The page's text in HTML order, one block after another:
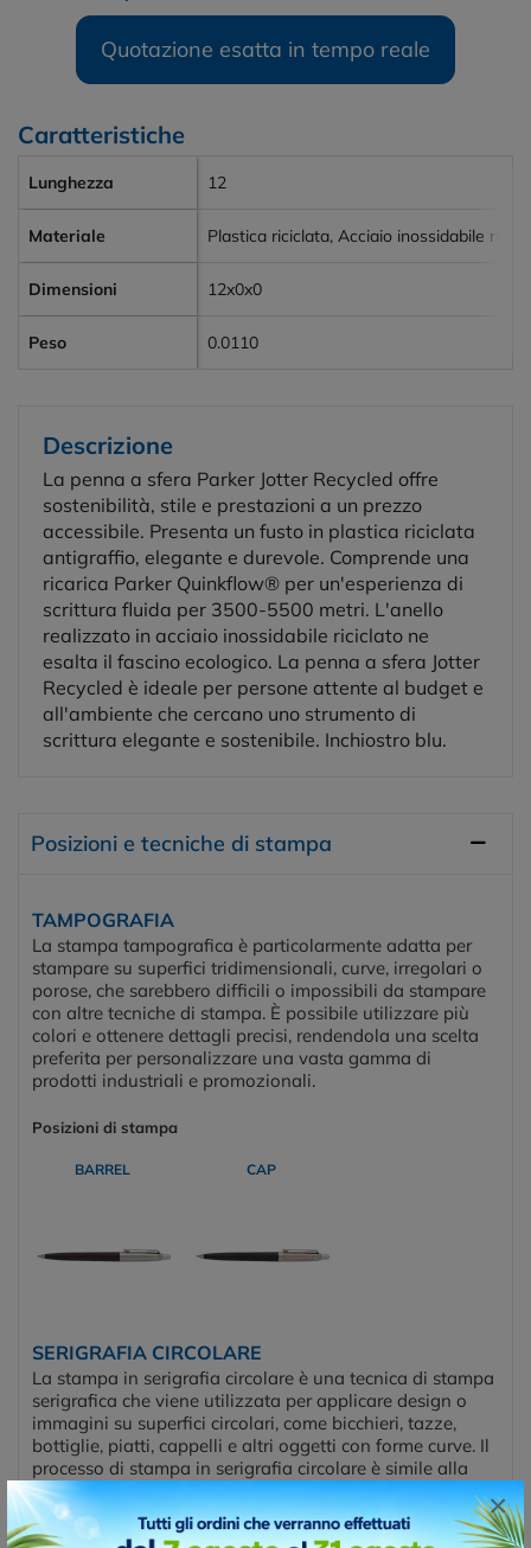
×
Quotazione esatta in tempo reale
Caratteristiche
Lunghezza 12
Materiale Plastica riciclata, Acciaio inossidabile
Dimensioni 12x0x0
Peso 0.0110
Descrizione
La penna a sfera Parker Jotter Recycled offre
sostenibilità, stile e prestazioni a un prezzo
accessibile. Presenta un fusto in plastica riciclata
antigraffio, elegante e durevole. Comprende una
ricarica Parker Quinkflow® per un'esperienza di
scrittura fluida per 3500-5500 metri. L'anello
realizzato in acciaio inossidabile riciclato ne
esalta il fascino ecologico. La penna a sfera Jotter
Recycled è ideale per persone attente al budget e
all'ambiente che cercano uno strumento di
scrittura elegante e sostenibile. Inchiostro blu.
Posizioni e tecniche di stampa
TAMPOGRAFIA
La stampa tampografica è particolarmente adatta per
stampare su superfici tridimensionali, curve, irregolari o
porose, che sarebbero difficili o impossibili da stampare
con altre tecniche di stampa. È possibile utilizzare più
colori e ottenere dettagli precisi, rendendola una scelta
preferita per personalizzare una vasta gamma di
prodotti industriali e promozionali.
Posizioni di stampa
BARREL CAP
SERIGRAFIA CIRCOLARE
La stampa in serigrafia circolare è una tecnica di stampa
serigrafica che viene utilizzata per applicare design o
immagini su superfici circolari, come bicchieri, tazze,
bottiglie, piatti, cappelli e altri oggetti con forme curve. Il
processo di stampa in serigrafia circolare è simile alla
serigrafia tradizionale, ma è adattato per consentire la
stampa su superfici cilindriche o tonde.